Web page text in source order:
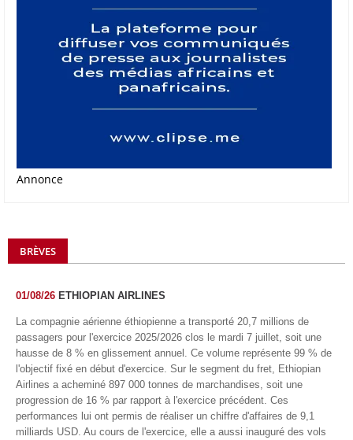
Annonce
BRÈVES
01/08/26 ETHIOPIAN AIRLINES
La compagnie aérienne éthiopienne a transporté 20,7 millions de
passagers pour l'exercice 2025/2026 clos le mardi 7 juillet, soit une
hausse de 8 % en glissement annuel. Ce volume représente 99 % de
l'objectif fixé en début d'exercice. Sur le segment du fret, Ethiopian
Airlines a acheminé 897 000 tonnes de marchandises, soit une
progression de 16 % par rapport à l'exercice précédent. Ces
performances lui ont permis de réaliser un chiffre d'affaires de 9,1
milliards USD. Au cours de l'exercice, elle a aussi inauguré des vols